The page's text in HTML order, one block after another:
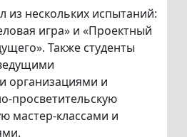
из нескольких испытаний:
игра» и «Проектный
Также студенты
организациями и
просветительскую
мастер-классами и